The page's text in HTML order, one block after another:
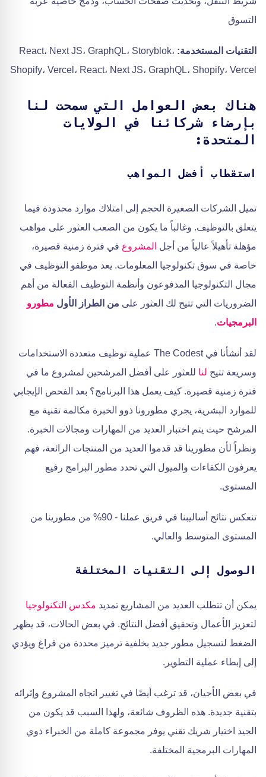
التسوق
التقنيات المستخدمة: React، Next JS، GraphQL، Storyblok،
Shopify، Vercel، React، Next JS، GraphQL، Shopify، Vercel
هناك بعض العوامل التي سمحت لنا
بإرضاء شركائنا في الولايات
المتحدة:
استقطاب أفضل المواهب
تميل الشركات الصغيرة الحجم إلى امتلاك موارد محدودة فيما
يتعلق بالتوظيف. وغالباً ما يكون من الصعب العثور على مواهب
مؤهلة تأهيلاً عالياً من أجل المشروع في فترة زمنية قصيرة،
خاصة في سوق تكنولوجيا المعلومات. يعد موظفو التوظيف في
مجال التكنولوجيا المدفوعون وأنظمة التوظيف الفعالة من أهم
الضروريات التي تتيح لك العثور على من الطراز الأول مطورو
البرمجيات.
لقد أنشأنا في The Codest عملية توظيف متعددة الاستخدامات
وسريعة تتيح لنا للعثور على أفضل المرشحين لمشروع ما في
فترة زمنية قصيرة. كيف يعمل هذا البرنامج؟ بعد الفحص الإيجابي
للموارد البشرية، يجري مطورونا ذوو الخبرة مكالمة تقنية مع
المرشح حيث يتم اختبار العديد من المهارات ومجالات الخبرة.
ونظراً لأن مطورينا قد قدموا العديد من المنتجات الرائعة، فهم
يعرفون الكفاءات والميول التي تحدد مطور البرامج رفيع
المستوى.
تنعكس نتائج أساليبنا في فريق عملنا - 90% من مطورينا من
المستوى المتوسط والعالي.
الوصول إلى التقنيات المختلفة
يمكن أن تتطلب العديد من المشاريع تمديد مكدس التكنولوجيا
لتعزيز الأعمال وتحقيق أفضل النتائج. في بعض الحالات، قد يظهر
الضغط لتسجيل مطور جديد بخلفية ترميز محددة من فراغ ويؤدي
إلى إبطاء عملية التطوير.
في بعض الأحيان، قد ترغب أيضًا في تغيير اتجاه المشروع وإثرائه
بتقنية جديدة. هذه الظروف شائعة، ولهذا السبب قد يكون من
الجيد اختيار شريك تقني يوفر مجموعة كاملة من الخبراء ذوي
المهارات البرمجية المختلفة.